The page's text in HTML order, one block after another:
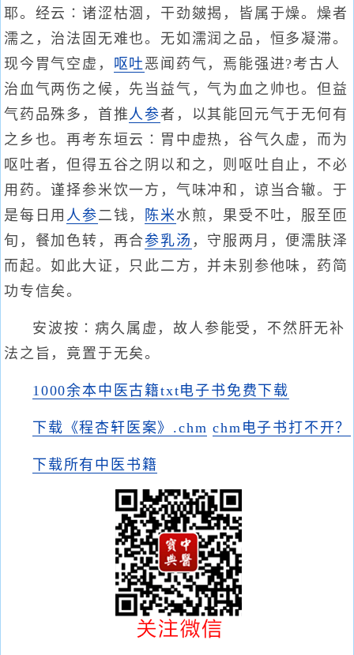
耶。经云∶诸涩枯涸，干劲皴揭，皆属于燥。燥者
濡之，治法固无难也。无如濡润之品，恒多凝滞。
现今胃气空虚， 呕吐恶闻药气，焉能强进?考古人
治血气两伤之候，先当益气，气为血之帅也。但益
气药品殊多，首推人参者，以其能回元气于无何有
之乡也。再考东垣云∶胃中虚热，谷气久虚，而为
呕吐者，但得五谷之阴以和之，则呕吐自止，不必
用药。谨择参米饮一方，气味冲和，谅当合辙。于
是每日用 人参二钱， 陈米水煎，果受不吐，服至匝
旬，餐加色转，再合参乳汤 ，守服两月，便濡肤泽
而起。如此大证，只此二方，并未别参他味，药简
功专信矣。
安波按∶病久属虚，故人参能受，不然肝无补
法之旨，竟置于无矣。
1000余本中医古籍txt电子书免费下载
下载《程杏轩医案》.chm chm电子书打不开？
下载所有中医书籍